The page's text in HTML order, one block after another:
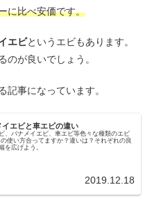
に比べ安価です。
エビというエビもあります。
のが良いでしょう。
記事になっています。
エビと車エビの違い
、バナメイエビ、車エビ等色々な種類のエビ
使い方合ってますか？違いは？それぞれの良
を広げよう。
2019.12.18